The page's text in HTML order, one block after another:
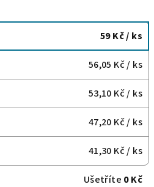
59 Kč/ ks
56,05 Kč/ ks
53,10 Kč/ ks
47,20 Kč/ ks
41,30 Kč/ ks
Ušetříte 0 Kč